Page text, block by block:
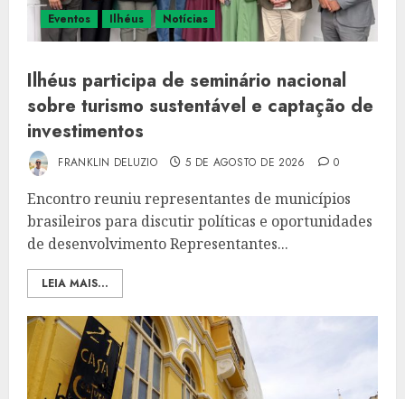
Eventos Ilhéus Notícias
Ilhéus participa de seminário nacional
sobre turismo sustentável e captação de
investimentos
FRANKLIN DELUZIO 5 DE AGOSTO DE 2026 0
Encontro reuniu representantes de municípios
brasileiros para discutir políticas e oportunidades
de desenvolvimento Representantes...
LEIA MAIS...